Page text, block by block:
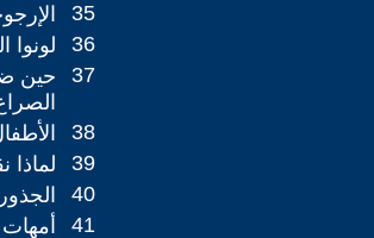
35
لونوا
36
حين
37
38
لماذا
39
40
41